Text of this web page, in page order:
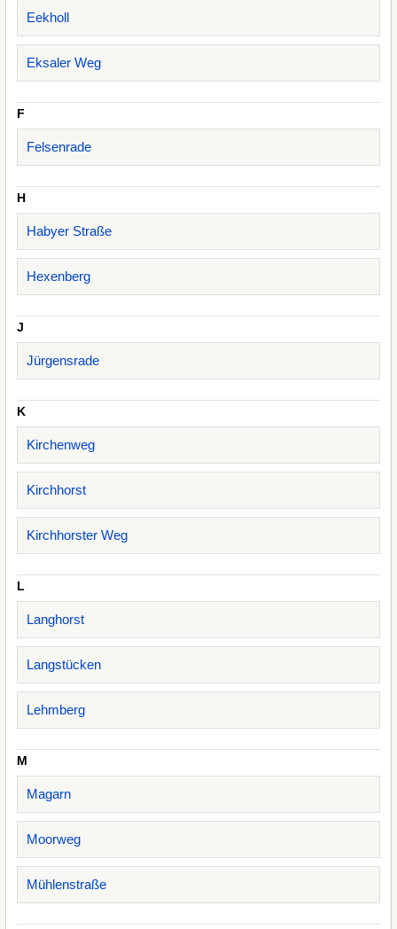
Eekholl
Eksaler Weg
F
Felsenrade
H
Habyer Straße
Hexenberg
J
Jürgensrade
K
Kirchenweg
Kirchhorst
Kirchhorster Weg
L
Langhorst
Langstücken
Lehmberg
M
Magarn
Moorweg
Mühlenstraße